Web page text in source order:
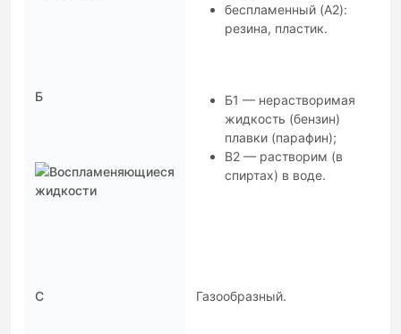
беспламенный (A2):
резина, пластик.
Б
Б1 — нерастворимая
жидкость (бензин)
плавки (парафин);
В2 — растворим (в
спиртах) в воде.
С Газообразный.